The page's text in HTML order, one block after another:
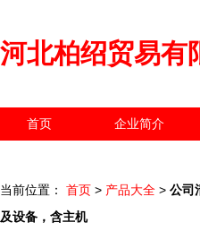
河北柏绍贸易有
首页 企业简介
当前位置： 首页 > 产品大全 > 公司
及设备，含主机